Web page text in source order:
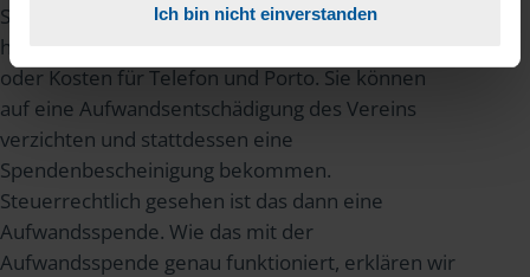
Ich bin nicht einverstanden
So weit, so gut. Wer sich ehrenamtlich engagiert,
hat oft auch Ausgaben. Zum Beispiel Reisekosten
oder Kosten für Telefon und Porto. Sie können
auf eine Aufwandsentschädigung des Vereins
verzichten und stattdessen eine
Spendenbescheinigung bekommen.
Steuerrechtlich gesehen ist das dann eine
Aufwandsspende. Wie das mit der
Aufwandsspende genau funktioniert, erklären wir